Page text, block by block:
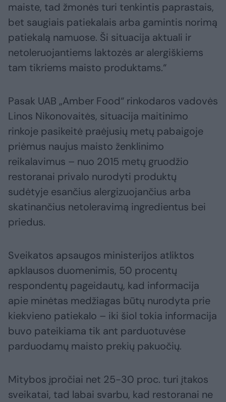
maiste, tad žmonės turi tenkintis paprastais,
bet saugiais patiekalais arba gamintis norimą
patiekalą namuose. Ši situacija aktuali ir
netoleruojantiems laktozės ar alergiškiems
tam tikriems maisto produktams.“
Pasak UAB „Amber Food“ rinkodaros vadovės
Linos Nikonovaitės, situacija maitinimo
rinkoje pasikeitė praėjusių metų pabaigoje
priėmus naujus maisto ženklinimo
reikalavimus – nuo 2015 metų gruodžio
restoranai privalo nurodyti produktų
sudėtyje esančius alergizuojančius arba
skatinančius netoleravimą ingredientus bei
priedus.
Sveikatos apsaugos ministerijos atliktos
apklausos duomenimis, 50 procentų
respondentų pageidautų, kad informacija
apie minėtas medžiagas būtų nurodyta prie
kiekvieno patiekalo – iki šiol tokia informacija
buvo pateikiama tik ant parduotuvėse
parduodamų maisto prekių pakuočių.
Mitybos įpročiai net 25-30 proc. turi įtakos
sveikatai, tad labai svarbu, kad restoranai ne